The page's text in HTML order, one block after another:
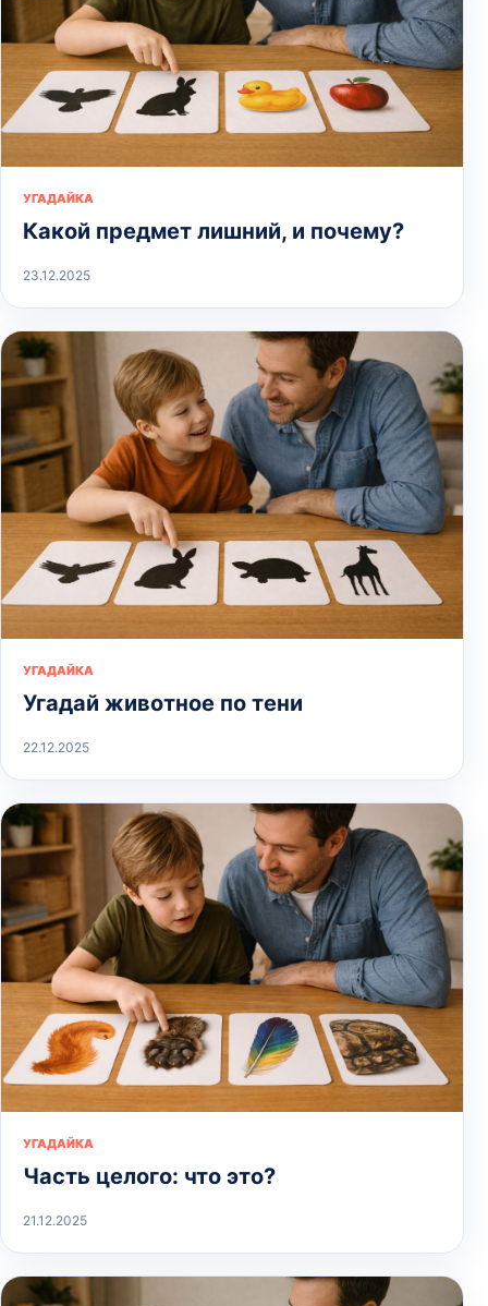
УГАДАЙКА
Какой предмет лишний, и почему?
23.12.2025
УГАДАЙКА
Угадай животное по тени
22.12.2025
УГАДАЙКА
Часть целого: что это?
21.12.2025